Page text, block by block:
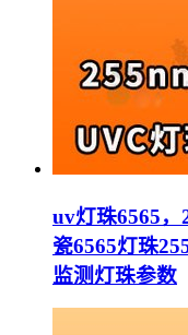
uv灯珠6565
瓷6565灯珠
监测灯珠参数